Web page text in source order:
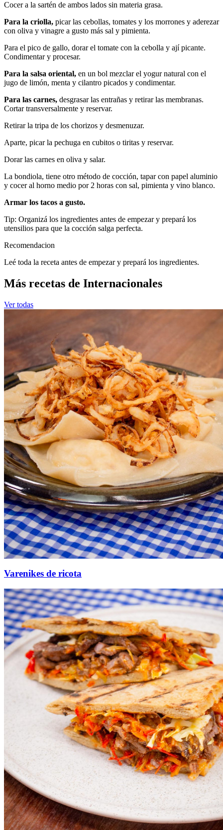
Cocer a la sartén de ambos lados sin materia grasa.
Para la criolla, picar las cebollas, tomates y los morrones y aderezar
con oliva y vinagre a gusto más sal y pimienta.
Para el pico de gallo, dorar el tomate con la cebolla y ají picante.
Condimentar y procesar.
Para la salsa oriental, en un bol mezclar el yogur natural con el
jugo de limón, menta y cilantro picados y condimentar.
Para las carnes, desgrasar las entrañas y retirar las membranas.
Cortar transversalmente y reservar.
Retirar la tripa de los chorizos y desmenuzar.
Aparte, picar la pechuga en cubitos o tiritas y reservar.
Dorar las carnes en oliva y salar.
La bondiola, tiene otro método de cocción, tapar con papel aluminio
y cocer al horno medio por 2 horas con sal, pimienta y vino blanco.
Armar los tacos a gusto.
Tip: Organizá los ingredientes antes de empezar y prepará los
utensilios para que la cocción salga perfecta.
Recomendacion
Leé toda la receta antes de empezar y prepará los ingredientes.
Más recetas de Internacionales
Ver todas
Varenikes de ricota